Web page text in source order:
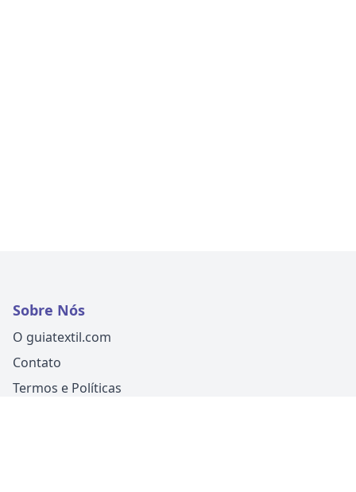
Sobre Nós
O guiatextil.com
Contato
Termos e Políticas